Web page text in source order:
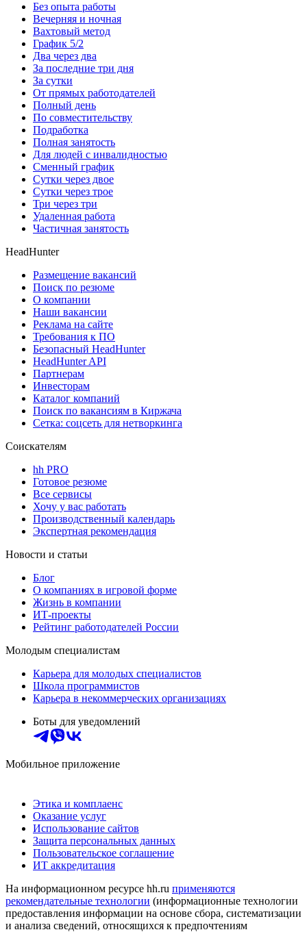
Без опыта работы
Вечерняя и ночная
Вахтовый метод
График 5/2
Два через два
За последние три дня
За сутки
От прямых работодателей
Полный день
По совместительству
Подработка
Полная занятость
Для людей с инвалидностью
Сменный график
Сутки через двое
Сутки через трое
Три через три
Удаленная работа
Частичная занятость
HeadHunter
Размещение вакансий
Поиск по резюме
О компании
Наши вакансии
Реклама на сайте
Требования к ПО
Безопасный HeadHunter
HeadHunter API
Партнерам
Инвесторам
Каталог компаний
Поиск по вакансиям в Киржача
Сетка: соцсеть для нетворкинга
Соискателям
hh PRO
Готовое резюме
Все сервисы
Хочу у вас работать
Производственный календарь
Экспертная рекомендация
Новости и статьи
Блог
О компаниях в игровой форме
Жизнь в компании
ИТ-проекты
Рейтинг работодателей России
Молодым специалистам
Карьера для молодых специалистов
Школа программистов
Карьера в некоммерческих организациях
Боты для уведомлений
Мобильное приложение
Этика и комплаенс
Оказание услуг
Использование сайтов
Защита персональных данных
Пользовательское соглашение
ИТ аккредитация
На информационном ресурсе hh.ru применяются
рекомендательные технологии (информационные технологии
предоставления информации на основе сбора, систематизации
и анализа сведений, относящихся к предпочтениям